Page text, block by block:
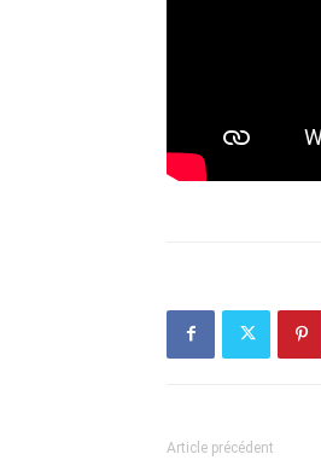
Article précédent